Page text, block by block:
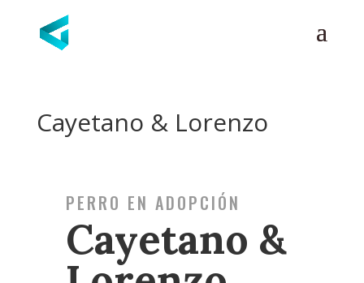
Cayetano & Lorenzo
PERRO EN ADOPCIÓN
Cayetano &